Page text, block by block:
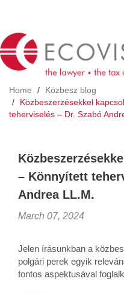
content
Home
Közbesz blog
Közbeszerzésekkel
teherviselés – Dr. Szabó
– Könnyített
Andrea LL.M.
March 07, 2024
Jelen írásunkban a
polgári perek egyik
fontos aspektusával